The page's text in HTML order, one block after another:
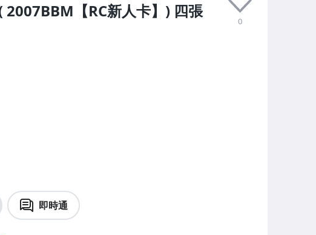
2007BBM【RC新人卡】) 四張
0
即時通